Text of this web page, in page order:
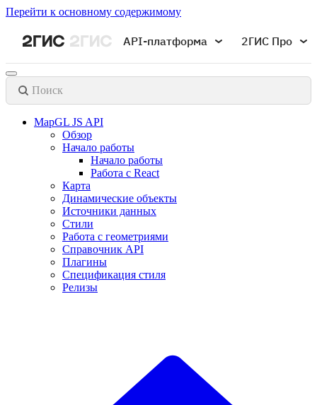
Перейти к основному содержимому
API-платформа 2ГИС Про
Поиск
MapGL JS API
Обзор
Начало работы
Начало работы
Работа с React
Карта
Динамические объекты
Источники данных
Стили
Работа с геометриями
Справочник API
Плагины
Спецификация стиля
Релизы